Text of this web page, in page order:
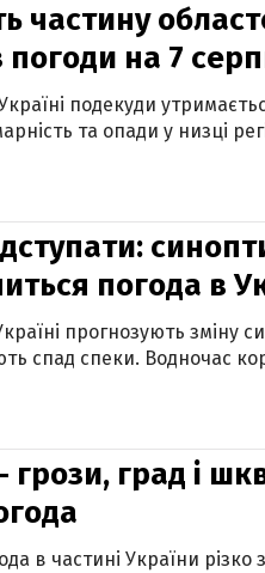
частину
на 7
подекуди
та опади у низці
погода в
прогнозують зміну
спад спеки. Водночас
грози, град і
в частині України